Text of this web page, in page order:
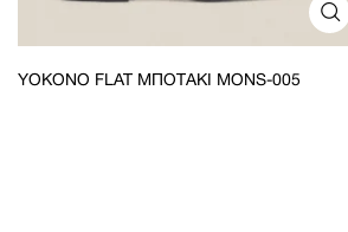
YOKONO FLAT ΜΠΟΤΆΚΙ MONS-005